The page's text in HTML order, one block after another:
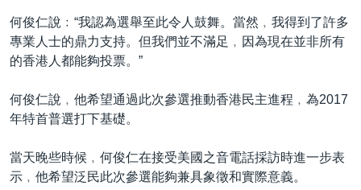
何俊仁說﹕“我認為選舉至此令人鼓舞。當然﹐我得到了許多
專業人士的鼎力支持。但我們並不滿足﹐因為現在並非所有
的香港人都能夠投票。”
何俊仁說﹐他希望通過此次參選推動香港民主進程﹐為2017
年特首普選打下基礎。
當天晚些時候﹐何俊仁在接受美國之音電話採訪時進一步表
示﹐他希望泛民此次參選能夠兼具象徵和實際意義。